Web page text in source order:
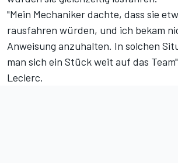
"Mein Mechaniker dachte, dass sie
rausfahren würden, und ich bekam
Anweisung anzuhalten. In solchen
man sich ein Stück weit auf das
Leclerc.